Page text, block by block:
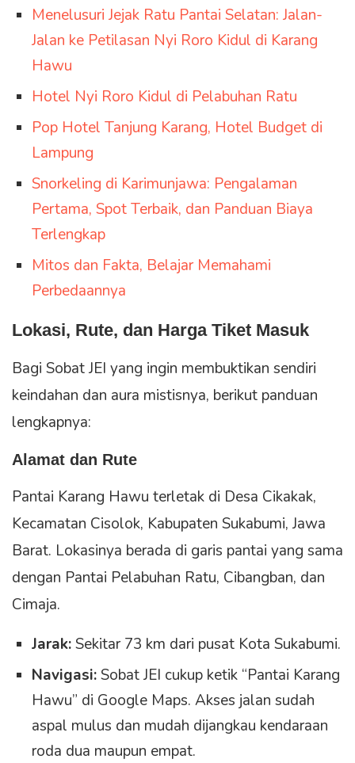
Menelusuri Jejak Ratu Pantai Selatan: Jalan-
Jalan ke Petilasan Nyi Roro Kidul di Karang
Hawu
Hotel Nyi Roro Kidul di Pelabuhan Ratu
Pop Hotel Tanjung Karang, Hotel Budget di
Lampung
Snorkeling di Karimunjawa: Pengalaman
Pertama, Spot Terbaik, dan Panduan Biaya
Terlengkap
Mitos dan Fakta, Belajar Memahami
Perbedaannya
Lokasi, Rute, dan Harga Tiket Masuk
Bagi Sobat JEI yang ingin membuktikan sendiri
keindahan dan aura mistisnya, berikut panduan
lengkapnya:
Alamat dan Rute
Pantai Karang Hawu terletak di Desa Cikakak,
Kecamatan Cisolok, Kabupaten Sukabumi, Jawa
Barat. Lokasinya berada di garis pantai yang sama
dengan Pantai Pelabuhan Ratu, Cibangban, dan
Cimaja.
Jarak:Sekitar 73 km dari pusat Kota Sukabumi.
Navigasi:Sobat JEI cukup ketik “Pantai Karang
Hawu” di Google Maps. Akses jalan sudah
aspal mulus dan mudah dijangkau kendaraan
roda dua maupun empat.